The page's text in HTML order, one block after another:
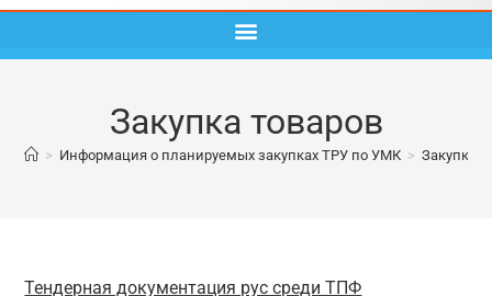
Закупка товаров
> Информация о планируемых закупках ТРУ по УМК > Закупка
Тендерная документация рус среди ТПФ